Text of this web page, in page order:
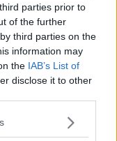
parties prior to
of the further
third parties on the
information may
the IAB’s List of
disclose it to other
si spenge
2022, FdI primo
a Poggibonsi
L’Unità